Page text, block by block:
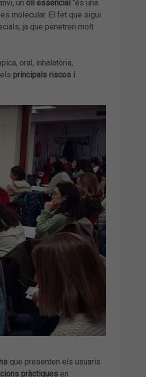
un oli essencial “és una
molecular. El fet que sigui
ja que penetren molt
oral, inhalatòria,
principals riscos i
que presenten els usuaris
pràctiquesen